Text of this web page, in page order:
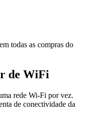
todas as compras do
de WiFi
rede Wi-Fi por vez.
de conectividade da